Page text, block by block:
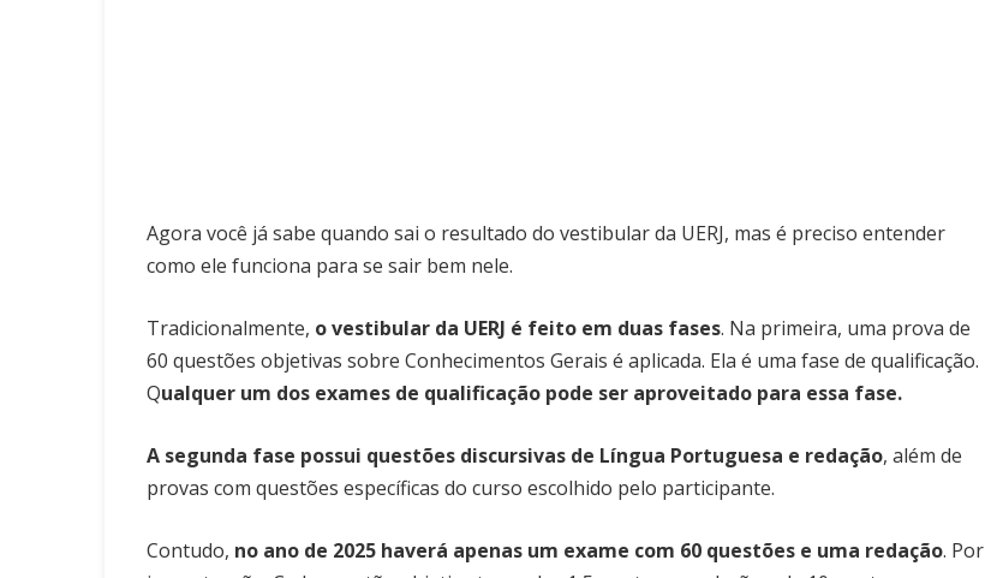
Agora você já sabe quando sai o resultado do vestibular da UERJ, mas é preciso entender
como ele funciona para se sair bem nele.
Tradicionalmente, o vestibular da UERJ é feito em duas fases. Na primeira, uma prova de
60 questões objetivas sobre Conhecimentos Gerais é aplicada. Ela é uma fase de qualificação.
Qualquer um dos exames de qualificação pode ser aproveitado para essa fase.
A segunda fase possui questões discursivas de Língua Portuguesa e redação, além de
provas com questões específicas do curso escolhido pelo participante.
Contudo, no ano de 2025 haverá apenas um exame com 60 questões e uma redação. Por